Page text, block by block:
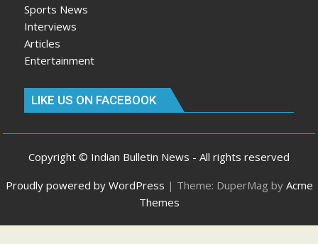
Sports News
Interviews
Articles
Entertainment
LIKE US ON FACEBOOK
Copyright © Indian Bulletin News - All rights reserved
Proudly powered by WordPress | Theme: DuperMag by Acme
Themes